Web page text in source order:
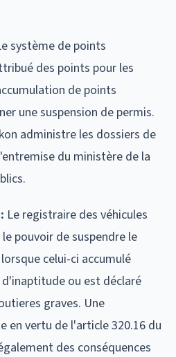
système de points
des points pour les
de points
une suspension de permis.
administre les dossiers de
du ministère de la
Le registraire des véhicules
pouvoir de suspendre le
celui-ci accumulé
ou est déclaré
graves. Une
en vertu de l'article 320.16 du
des conséquences